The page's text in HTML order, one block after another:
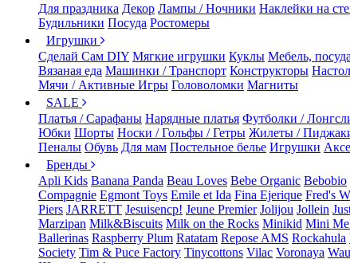
Для праздника Декор Лампы / Ночники Наклейки на
Будильники Посуда Ростомеры
Игрушки
Сделай Сам DIY Мягкие игрушки Куклы Мебель,
Вязаная еда Машинки / Транспорт Конструкторы
Мячи / Активные Игры Головоломки Магниты
SALE
Платья / Сарафаны Нарядные платья Футболки /
Юбки Шорты Носки / Гольфы / Гетры Жилеты /
Пеналы Обувь Для мам Постельное белье Игрушки
Бренды
Apli Kids Banana Panda Beau Loves Bebe Organic Bebobio
Compagnie Egmont Toys Emile et Ida Fina Ejerique Fred's
Piers JARRETT Jesuisencp! Jeune Premier Jolijou Jollein
Marzipan Milk&Biscuits Milk on the Rocks Minikid Mini
Ballerinas Raspberry Plum Ratatam Repose AMS Rockahula
Society Tim & Puce Factory Tinycottons Vilac Voronaya